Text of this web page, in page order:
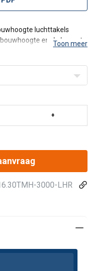
luchttakels
en de hoogste
geschikt voor zeer
de
Toon meer
3000-LHR